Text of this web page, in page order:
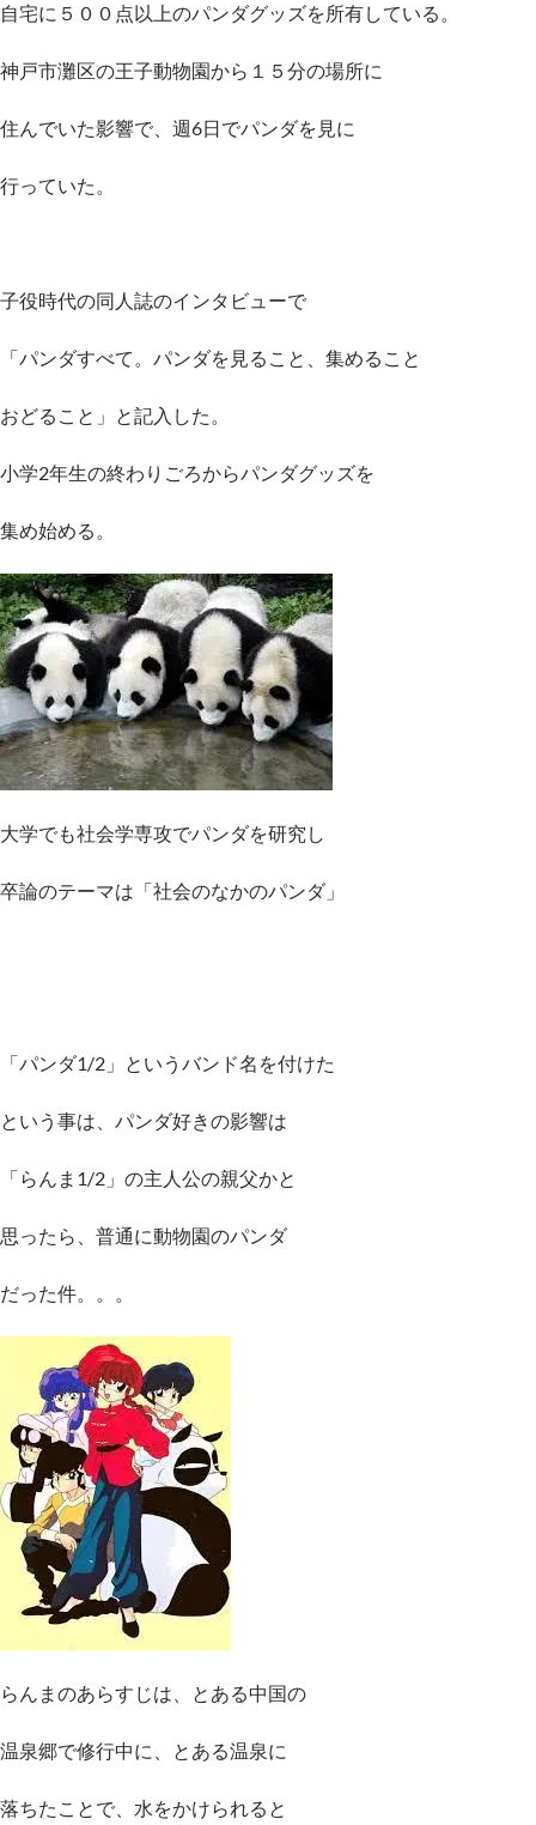
自宅に５００点以上のパンダグッズを所有している。
神戸市灘区の王子動物園から１５分の場所に
住んでいた影響で、週6日でパンダを見に
行っていた。
子役時代の同人誌のインタビューで
「パンダすべて。パンダを見ること、集めること
おどること」と記入した。
小学2年生の終わりごろからパンダグッズを
集め始める。
大学でも社会学専攻でパンダを研究し
卒論のテーマは「社会のなかのパンダ」
「パンダ1/2」というバンド名を付けた
という事は、パンダ好きの影響は
「らんま1/2」の主人公の親父かと
思ったら、普通に動物園のパンダ
だった件。。。
らんまのあらすじは、とある中国の
温泉郷で修行中に、とある温泉に
落ちたことで、水をかけられると